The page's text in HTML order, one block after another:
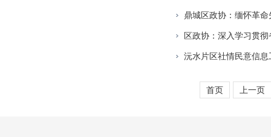
鼎城区政协：缅怀革
区政协：深入学习贯
沅水片区社情民意信
首页 上一页